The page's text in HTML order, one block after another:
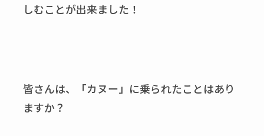
しむことが出来ました！
皆さんは、「カヌー」に乗られたことはあり
ますか？